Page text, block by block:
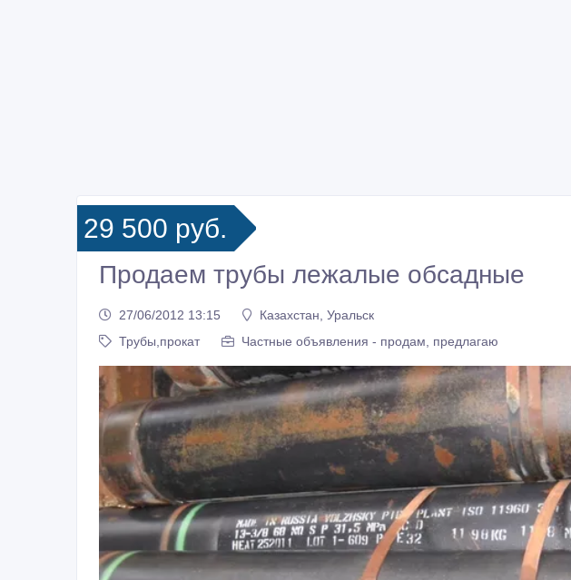
29 500 руб.
Продаем трубы лежалые обсадные
27/06/2012 13:15
Казахстан, Уральск
Трубы,прокат
Частные объявления - продам, предлагаю